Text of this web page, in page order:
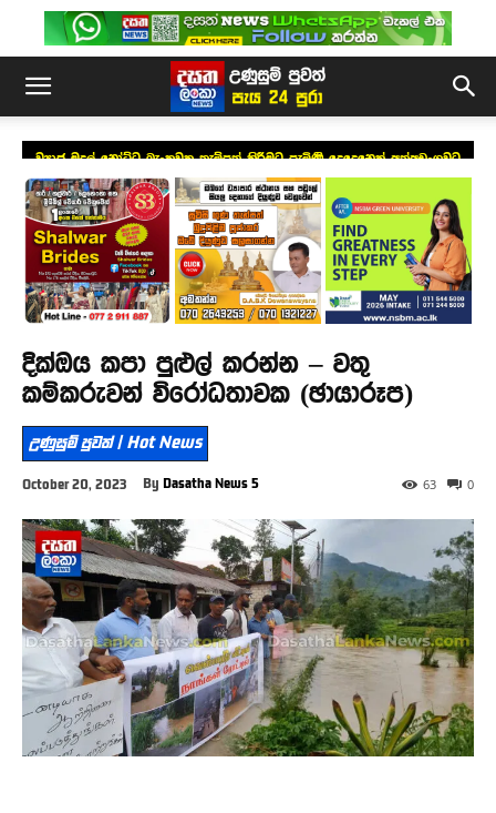
ව්‍යාජ මුදල් නෝට්ටු බැංකුවක තැම්පත් කිරීමට පැමිණි දෙදෙනෙක් අත්අඩංගුවට
දික්ඔය කපා පුළුල් කරන්න – වතු
කම්කරුවන් විරෝධතාවක (ඡායාරූප)
උණුසුම් පුවත් | Hot News
October 20, 2023 By Dasatha News 5 0
63